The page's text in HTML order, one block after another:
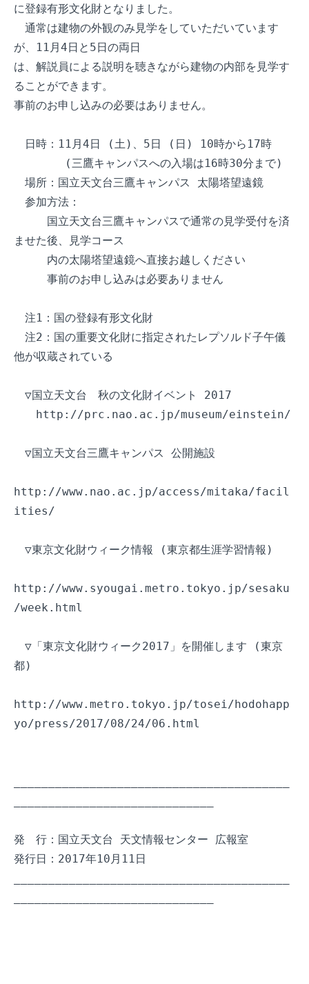
に登録有形文化財となりました。
通常は建物の外観のみ見学をしていただいています
が、11月4日と5日の両日
は、解説員による説明を聴きながら建物の内部を見学す
ることができます。
事前のお申し込みの必要はありません。
日時：11月4日 (土)、5日 (日) 10時から17時
(三鷹キャンパスへの入場は16時30分まで)
場所：国立天文台三鷹キャンパス 太陽塔望遠鏡
参加方法：
国立天文台三鷹キャンパスで通常の見学受付を済
ませた後、見学コース
内の太陽塔望遠鏡へ直接お越しください
事前のお申し込みは必要ありません
注1：国の登録有形文化財
注2：国の重要文化財に指定されたレプソルド子午儀
他が収蔵されている
▽国立天文台　秋の文化財イベント 2017
http://prc.nao.ac.jp/museum/einstein/
▽国立天文台三鷹キャンパス 公開施設
http://www.nao.ac.jp/access/mitaka/facil
ities/
▽東京文化財ウィーク情報 (東京都生涯学習情報)
http://www.syougai.metro.tokyo.jp/sesaku
/week.html
▽「東京文化財ウィーク2017」を開催します (東京
都)
http://www.metro.tokyo.jp/tosei/hodohapp
yo/press/2017/08/24/06.html
発　行：国立天文台 天文情報センター 広報室
発行日：2017年10月11日